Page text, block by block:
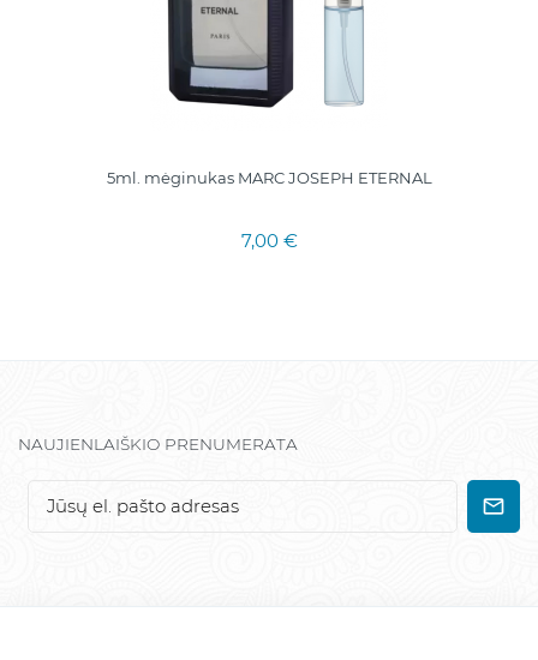
5ml. mėginukas MARC JOSEPH ETERNAL
7,00 €
NAUJIENLAIŠKIO PRENUMERATA